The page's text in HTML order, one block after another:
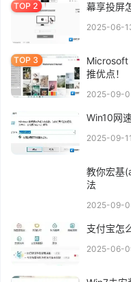
幕享投屏
2025-06-
Microsoft
推优点！
2025-09-
Win10网
2025-09-11
教你宏基
法
2025-09-
支付宝怎
2025-06-